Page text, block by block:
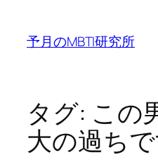
予月のMBTI研究所
タグ: この
大の過ち